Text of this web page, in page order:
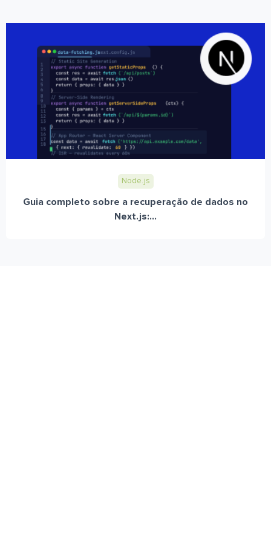
Node.js
Guia completo sobre a recuperação de dados no
Next.js:...